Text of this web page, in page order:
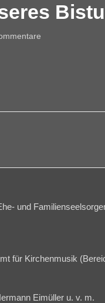
und
für Kirchenmusik
Eimüller u. v. m.